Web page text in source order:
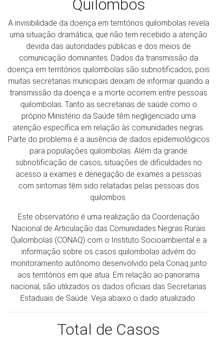
Quilombos
A invisibilidade da doença em territórios quilombolas revela
uma situação dramática, que não tem recebido a atenção
devida das autoridades públicas e dos meios de
comunicação dominantes. Dados da transmissão da
doença em territórios quilombolas são subnotificados, pois
muitas secretarias municipais deixam de informar quando a
transmissão da doença e a morte ocorrem entre pessoas
quilombolas. Tanto as secretarias de saúde como o
próprio Ministério da Saúde têm negligenciado uma
atenção específica em relação às comunidades negras.
Parte do problema é a ausência de dados epidemiológicos
para populações quilombolas. Além da grande
subnotificação de casos, situações de dificuldades no
acesso a exames e denegação de exames a pessoas
com sintomas têm sido relatadas pelas pessoas dos
quilombos.
Este observatório é uma realização da Coordenação
Nacional de Articulação das Comunidades Negras Rurais
Quilombolas (CONAQ) com o Instituto Socioambiental e a
informação sobre os casos quilombolas advém do
monitoramento autônomo desenvolvido pela Conaq junto
aos territórios em que atua. Em relação ao panorama
nacional, são utilizados os dados oficiais das Secretarias
Estaduais de Saúde. Veja abaixo o dado atualizado.
Total de Casos